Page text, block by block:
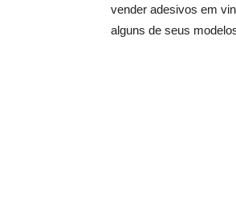
vender adesivos em
alguns de seus